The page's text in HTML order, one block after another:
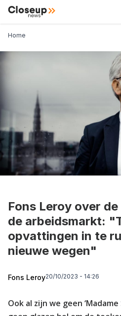
Overslaan
inhoud
Close Up News
Kruimelpad
Home
Fons Leroy over
de arbeidsmarkt:
opvattingen in te
nieuwe wegen"
Fons Leroy20/10/2023 - 14:26
Ook al zijn we geen